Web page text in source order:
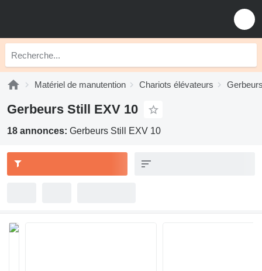
Matériel de manutention Chariots élévateurs
Gerbeurs Still EXV 10
18 annonces: Gerbeurs Still EXV 10